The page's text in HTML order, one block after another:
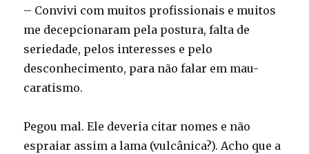
– Convivi com muitos profissionais e muitos
me decepcionaram pela postura, falta de
seriedade, pelos interesses e pelo
desconhecimento, para não falar em mau-
caratismo.
Pegou mal. Ele deveria citar nomes e não
espraiar assim a lama (vulcânica?). Acho que a